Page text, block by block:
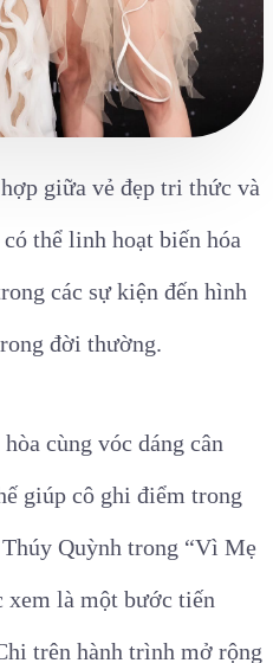
giữa vẻ đẹp tri thức và
thể linh hoạt biến hóa
các sự kiện đến hình
đời thường.
cùng vóc dáng cân
giúp cô ghi điểm trong
Quỳnh trong “Vì Mẹ
xem là một bước tiến
trên hành trình mở rộng